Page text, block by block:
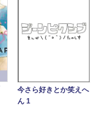
今さら好きとか笑えへ
ん 1